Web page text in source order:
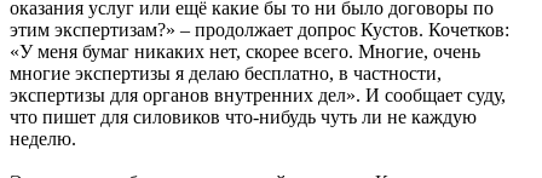
оказания услуг или ещё какие бы то ни было договоры по
этим экспертизам?» – продолжает допрос Кустов. Кочетков:
«У меня бумаг никаких нет, скорее всего. Многие, очень
многие экспертизы я делаю бесплатно, в частности,
экспертизы для органов внутренних дел». И сообщает суду,
что пишет для силовиков что-нибудь чуть ли не каждую
неделю.